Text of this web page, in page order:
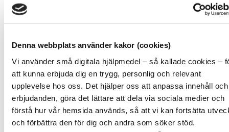
Denna webbplats använder kakor (cookies)
Vi använder små digitala hjälpmedel – så kallade cookies –
att kunna erbjuda dig en trygg, personlig och relevant
upplevelse hos oss. Det hjälper oss att anpassa innehåll och
erbjudanden, göra det lättare att dela via sociala medier och
förstå hur vår hemsida används, så att vi kan fortsätta
och förbättra den för dig och andra som söker stöd.
stapeln
, anmäl dig i formuläret
nedan för att få länken.
Välkommen in i värmen
/Cristina och Jessica
Fält markerade med en* är obligatoriskt